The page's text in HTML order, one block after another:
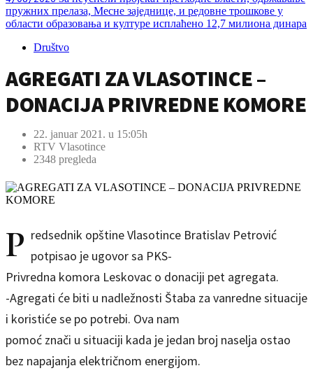
пружних прелаза, Месне заједнице, и редовне трошкове у
области образовања и културе исплаћено 12,7 милиона динара
Društvo
AGREGATI ZA VLASOTINCE –
DONACIJA PRIVREDNE KOMORE
22. januar 2021. u 15:05h
RTV Vlasotince
2348 pregleda
P redsednik opštine Vlasotince Bratislav Petrović
potpisao je ugovor sa PKS-
Privredna komora Leskovac o donaciji pet agregata.
-Agregati će biti u nadležnosti Štaba za vanredne situacije
i koristiće se po potrebi. Ova nam
pomoć znači u situaciji kada je jedan broj naselja ostao
bez napajanja električnom energijom.